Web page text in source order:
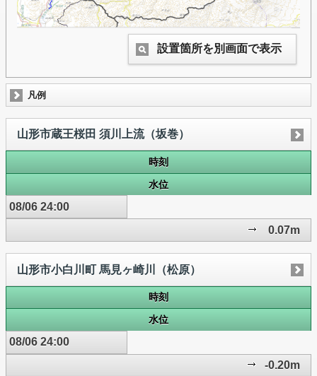
設置箇所を別画面で表示
凡例
山形市蔵王桜田 須川上流（坂巻）
時刻
水位
08/06 24:00
0.07m
山形市小白川町 馬見ヶ崎川（松原）
時刻
水位
08/06 24:00
-0.20m